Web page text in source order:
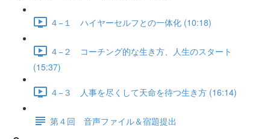
４−１ ハイヤーセルフとの一体化 (10:18)
４−２ コーチング的な生き方、人生のスタート
(15:37)
４−３ 人事を尽くして天命を待つ生き方 (16:14)
第４回 音声ファイル＆宿題提出